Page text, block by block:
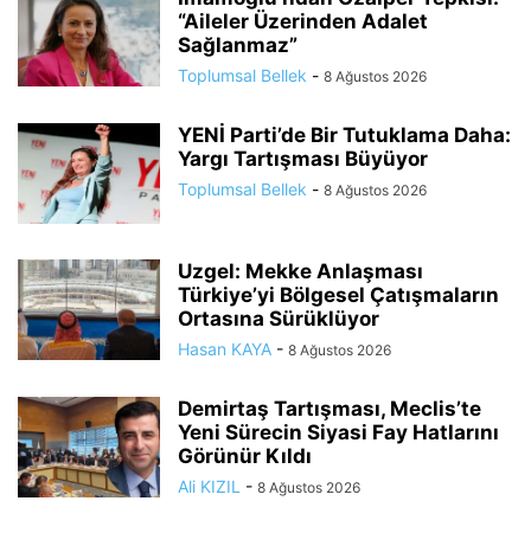
“Aileler Üzerinden Adalet
Sağlanmaz”
Toplumsal Bellek - 8 Ağustos 2026
YENİ Parti’de Bir Tutuklama Daha:
Yargı Tartışması Büyüyor
Toplumsal Bellek - 8 Ağustos 2026
Uzgel: Mekke Anlaşması
Türkiye’yi Bölgesel Çatışmaların
Ortasına Sürüklüyor
Hasan KAYA - 8 Ağustos 2026
Demirtaş Tartışması, Meclis’te
Yeni Sürecin Siyasi Fay Hatlarını
Görünür Kıldı
Ali KIZIL - 8 Ağustos 2026